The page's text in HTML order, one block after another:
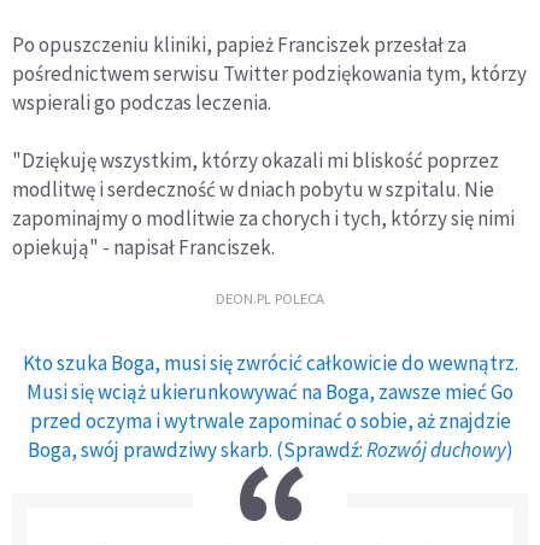
Po opuszczeniu kliniki, papież Franciszek przesłał za
pośrednictwem serwisu Twitter podziękowania tym, którzy
wspierali go podczas leczenia.
"Dziękuję wszystkim, którzy okazali mi bliskość poprzez
modlitwę i serdeczność w dniach pobytu w szpitalu. Nie
zapominajmy o modlitwie za chorych i tych, którzy się nimi
opiekują" - napisał Franciszek.
DEON.PL POLECA
Kto szuka Boga, musi się zwrócić całkowicie do wewnątrz.
Musi się wciąż ukierunkowywać na Boga, zawsze mieć Go
przed oczyma i wytrwale zapominać o sobie, aż znajdzie
Boga, swój prawdziwy skarb. (Sprawdź:Rozwój duchowy)